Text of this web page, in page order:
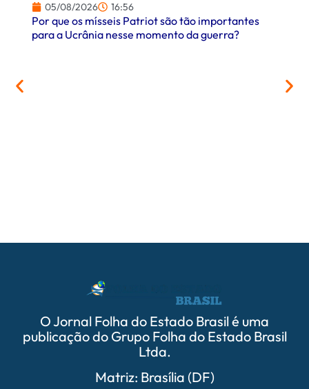
05/08/2026 16:56
Por que os mísseis Patriot são tão importantes
para a Ucrânia nesse momento da guerra?
O Jornal Folha do Estado Brasil é uma
publicação do Grupo Folha do Estado Brasil
Ltda.
Matriz: Brasília (DF)